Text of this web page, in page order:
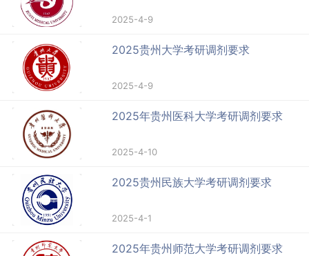
2025-4-9
2025贵州大学考研调剂要求
2025-4-9
2025年贵州医科大学考研调剂要求
2025-4-10
2025贵州民族大学考研调剂要求
2025-4-1
2025年贵州师范大学考研调剂要求